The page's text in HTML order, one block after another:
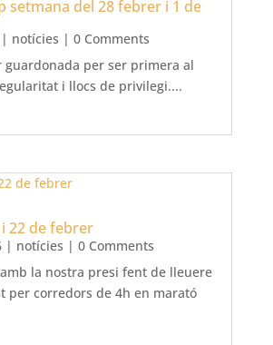
setmana del 28 febrer i 1 de
notícies | 0 Comments
guardonada per ser primera al
i llocs de privilegi....
22 de febrer
| notícies | 0 Comments
la nostra presi fent de lleuere
per corredors de 4h en marató